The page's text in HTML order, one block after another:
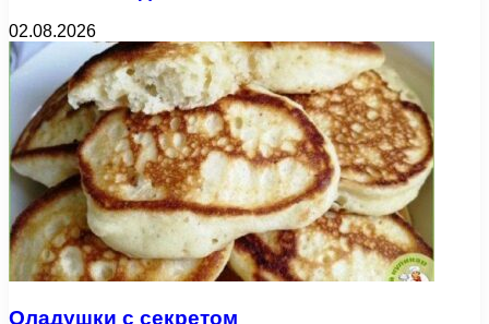
02.08.2026
Оладушки с секретом